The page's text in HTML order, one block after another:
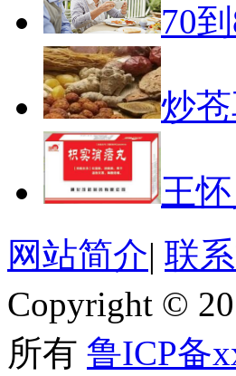
70
炒
王
网站简介| 联
Copyright ©
所有 鲁ICP备